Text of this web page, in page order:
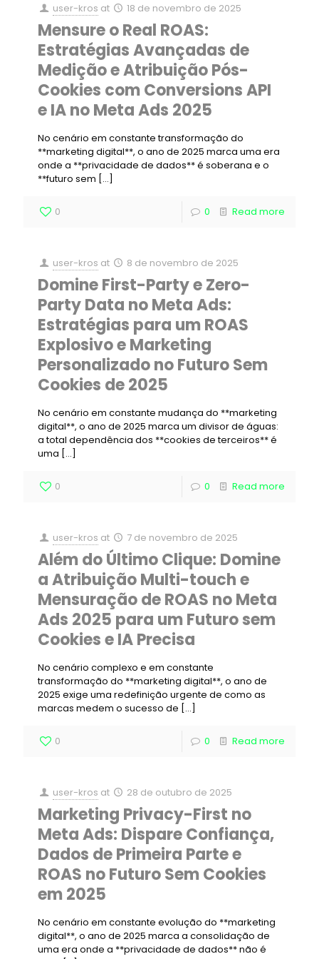
user-kros at 18 de novembro de 2025
Mensure o Real ROAS:
Estratégias Avançadas de
Medição e Atribuição Pós-
Cookies com Conversions API
e IA no Meta Ads 2025
No cenário em constante transformação do
**marketing digital**, o ano de 2025 marca uma era
onde a **privacidade de dados** é soberana e o
**futuro sem […]
0 0 Read more
user-kros at 8 de novembro de 2025
Domine First-Party e Zero-
Party Data no Meta Ads:
Estratégias para um ROAS
Explosivo e Marketing
Personalizado no Futuro Sem
Cookies de 2025
No cenário em constante mudança do **marketing
digital**, o ano de 2025 marca um divisor de águas:
a total dependência dos **cookies de terceiros** é
uma […]
0 0 Read more
user-kros at 7 de novembro de 2025
Além do Último Clique: Domine
a Atribuição Multi-touch e
Mensuração de ROAS no Meta
Ads 2025 para um Futuro sem
Cookies e IA Precisa
No cenário complexo e em constante
transformação do **marketing digital**, o ano de
2025 exige uma redefinição urgente de como as
marcas medem o sucesso de […]
0 0 Read more
user-kros at 28 de outubro de 2025
Marketing Privacy-First no
Meta Ads: Dispare Confiança,
Dados de Primeira Parte e
ROAS no Futuro Sem Cookies
em 2025
No cenário em constante evolução do **marketing
digital**, o ano de 2025 marca a consolidação de
uma era onde a **privacidade de dados** não é